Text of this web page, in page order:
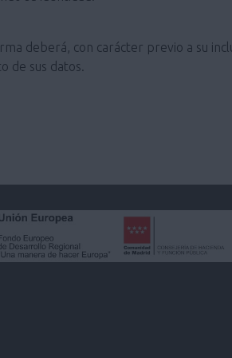
deberá, con carácter previo a su
de sus datos.